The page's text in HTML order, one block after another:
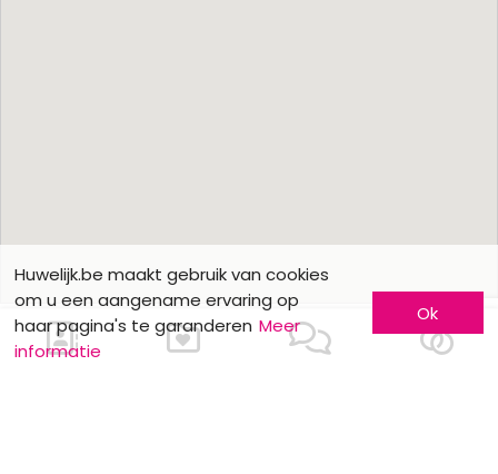
Huwelijk.be maakt gebruik van cookies
om u een aangename ervaring op
haar pagina's te garanderen Meer
informatie
Ok